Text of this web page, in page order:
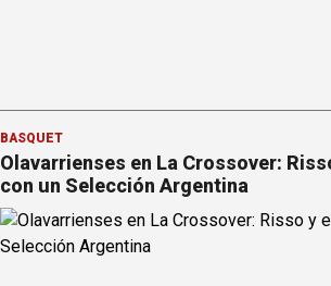
BÁSQUET
Olavarrienses en La Crossover:
con un Selección Argentina